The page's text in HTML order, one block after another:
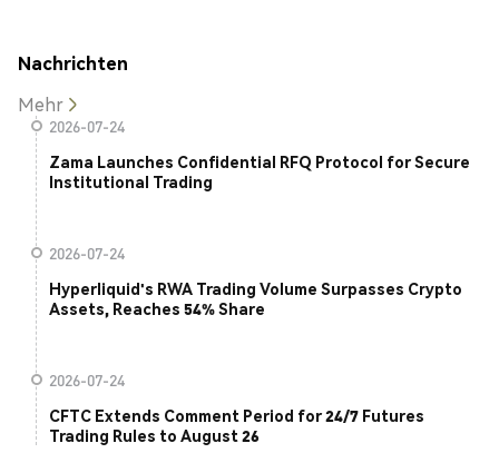
Nachrichten
Mehr
2026-07-24
Zama Launches Confidential RFQ Protocol for Secure
Institutional Trading
2026-07-24
Hyperliquid's RWA Trading Volume Surpasses Crypto
Assets, Reaches 54% Share
2026-07-24
CFTC Extends Comment Period for 24/7 Futures
Trading Rules to August 26